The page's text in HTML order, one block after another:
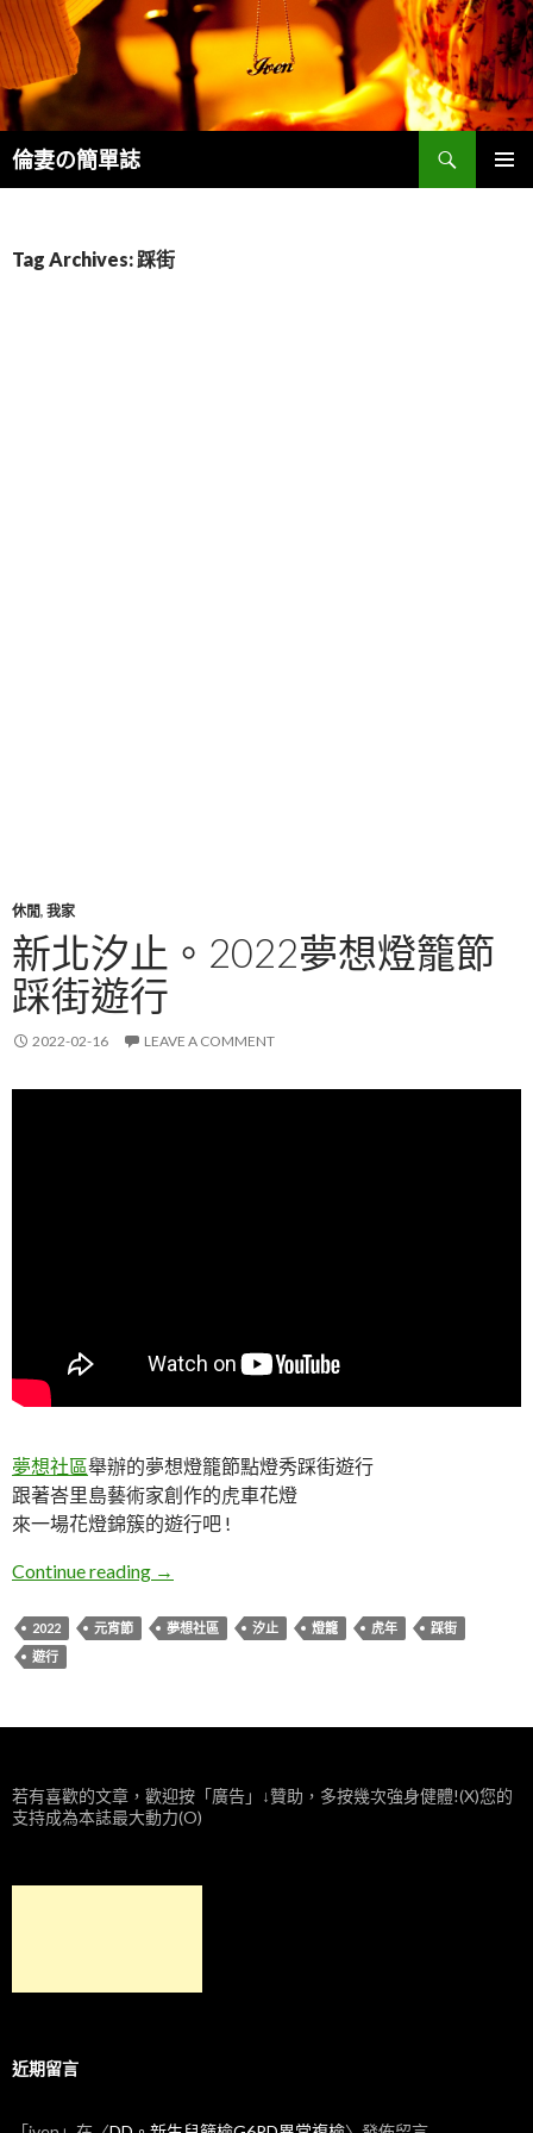
倫妻の簡單誌
Search
Tag Archives: 踩街
休閒, 我家
新北汐止。2022夢想燈籠節
踩街遊行
2022-02-16 LEAVE A COMMENT
夢想社區舉辦的夢想燈籠節點燈秀踩街遊行
跟著峇里島藝術家創作的虎車花燈
來一場花燈錦簇的遊行吧 !
Continue reading 新北汐止。2022夢想燈籠節踩街遊行
→
2022 元宵節 夢想社區 汐止 燈籠 虎年
踩街
遊行
若有喜歡的文章，歡迎按「廣告」↓贊助，多按幾次強身健體!(X)您的
支持成為本誌最大動力(O)
近期留言